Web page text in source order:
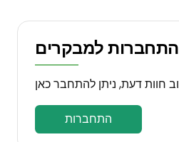
התחברות למבקרים
התחברות